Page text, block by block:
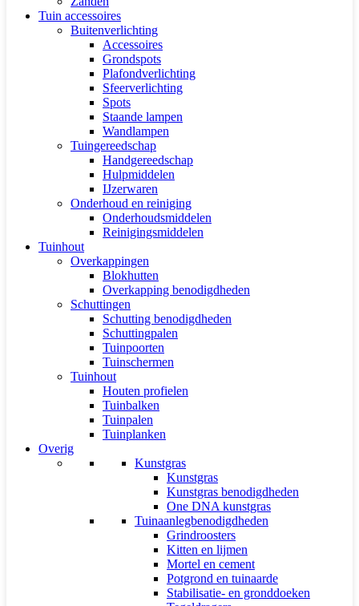
Tuin accessoires
Buitenverlichting
Accessoires
Grondspots
Plafondverlichting
Sfeerverlichting
Spots
Staande lampen
Wandlampen
Tuingereedschap
Handgereedschap
Hulpmiddelen
IJzerwaren
Onderhoud en reiniging
Onderhoudsmiddelen
Reinigingsmiddelen
Tuinhout
Overkappingen
Blokhutten
Overkapping benodigdheden
Schuttingen
Schutting benodigdheden
Schuttingpalen
Tuinpoorten
Tuinschermen
Tuinhout
Houten profielen
Tuinbalken
Tuinpalen
Tuinplanken
Overig
Kunstgras
Kunstgras
Kunstgras benodigdheden
One DNA kunstgras
Tuinaanlegbenodigdheden
Grindroosters
Kitten en lijmen
Mortel en cement
Potgrond en tuinaarde
Stabilisatie- en gronddoeken